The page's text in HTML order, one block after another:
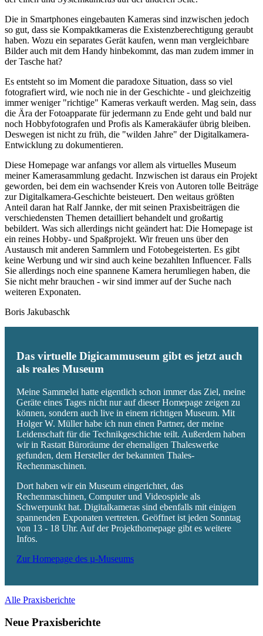
Die in Smartphones eingebauten Kameras sind inzwischen jedoch
so gut, dass sie Kompaktkameras die Existenzberechtigung geraubt
haben. Wozu ein separates Gerät kaufen, wenn man vergleichbare
Bilder auch mit dem Handy hinbekommt, das man zudem immer in
der Tasche hat?
Es entsteht so im Moment die paradoxe Situation, dass so viel
fotografiert wird, wie noch nie in der Geschichte - und gleichzeitig
immer weniger "richtige" Kameras verkauft werden. Mag sein, dass
die Ära der Fotoapparate für jedermann zu Ende geht und bald nur
noch Hobbyfotografen und Profis als Kamerakäufer übrig bleiben.
Deswegen ist nicht zu früh, die "wilden Jahre" der Digitalkamera-
Entwicklung zu dokumentieren.
Diese Homepage war anfangs vor allem als virtuelles Museum
meiner Kamerasammlung gedacht. Inzwischen ist daraus ein Projekt
geworden, bei dem ein wachsender Kreis von Autoren tolle Beiträge
zur Digitalkamera-Geschichte beisteuert. Den weitaus größten
Anteil daran hat Ralf Jannke, der mit seinen Praxisbeiträgen die
verschiedensten Themen detailliert behandelt und großartig
bebildert. Was sich allerdings nicht geändert hat: Die Homepage ist
ein reines Hobby- und Spaßprojekt. Wir freuen uns über den
Austausch mit anderen Sammlern und Fotobegeisterten. Es gibt
keine Werbung und wir sind auch keine bezahlten Influencer. Falls
Sie allerdings noch eine spannene Kamera herumliegen haben, die
Sie nicht mehr brauchen - wir sind immer auf der Suche nach
weiteren Exponaten.
Boris Jakubaschk
Das virtuelle Digicammuseum gibt es jetzt auch
als reales Museum
Meine Sammelei hatte eigentlich schon immer das Ziel, meine
Geräte eines Tages nicht nur auf dieser Homepage zeigen zu
können, sondern auch live in einem richtigen Museum. Mit
Holger W. Müller habe ich nun einen Partner, der meine
Leidenschaft für die Technikgeschichte teilt. Außerdem haben
wir in Rastatt Büroräume der ehemaligen Thaleswerke
gefunden, dem Hersteller der bekannten Thales-
Rechenmaschinen.
Dort haben wir ein Museum eingerichtet, das
Rechenmaschinen, Computer und Videospiele als
Schwerpunkt hat. Digitalkameras sind ebenfalls mit einigen
spannenden Exponaten vertreten. Geöffnet ist jeden Sonntag
von 13 - 18 Uhr. Auf der Projekthomepage gibt es weitere
Infos.
Zur Homepage des µ-Museums
Alle Praxisberichte
Neue Praxisberichte